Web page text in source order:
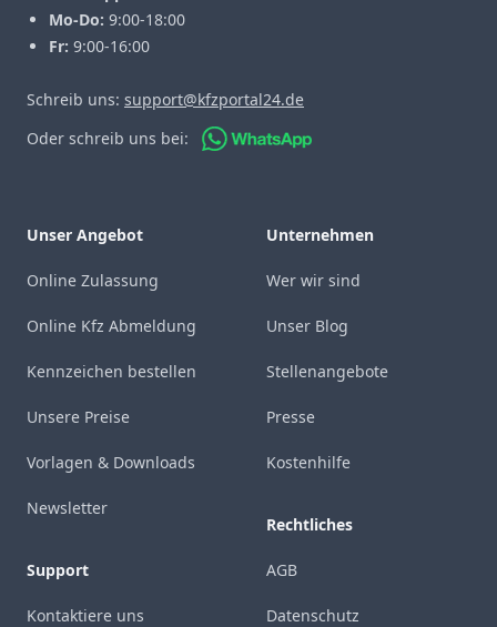
Mo-Do: 9:00-18:00
Fr: 9:00-16:00
Schreib uns: support@kfzportal24.de
Oder schreib uns bei:
Unser Angebot
Online Zulassung
Online Kfz Abmeldung
Kennzeichen bestellen
Unsere Preise
Vorlagen & Downloads
Newsletter
Support
Kontaktiere uns
Unternehmen
Wer wir sind
Unser Blog
Stellenangebote
Presse
Kostenhilfe
Rechtliches
AGB
Datenschutz